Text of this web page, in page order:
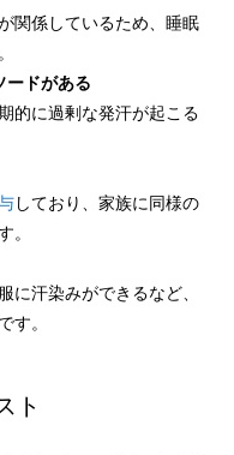
関係しているため、睡眠
ードがある
的に過剰な発汗が起こる
しており、家族に同様の
。
に汗染みができるなど、
す。
ト